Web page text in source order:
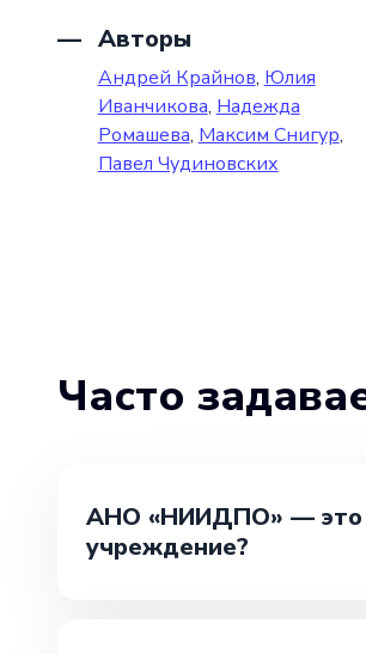
Авторы
Андрей Крайнов, Юлия
Иванчикова, Надежда
Ромашева, Максим Снигур,
Павел Чудиновских
Часто
АНО «НИИДПО» — это
учреждение?